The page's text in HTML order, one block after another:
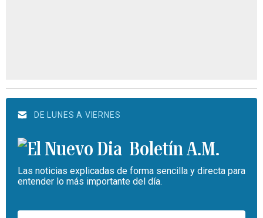
DE LUNES A VIERNES
Boletín A.M.
Las noticias explicadas de forma sencilla y directa para
entender lo más importante del día.